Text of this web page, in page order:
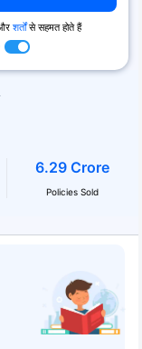
6.29 Crore
Policies Sold
शर्तोंसे सहमत होते हैं